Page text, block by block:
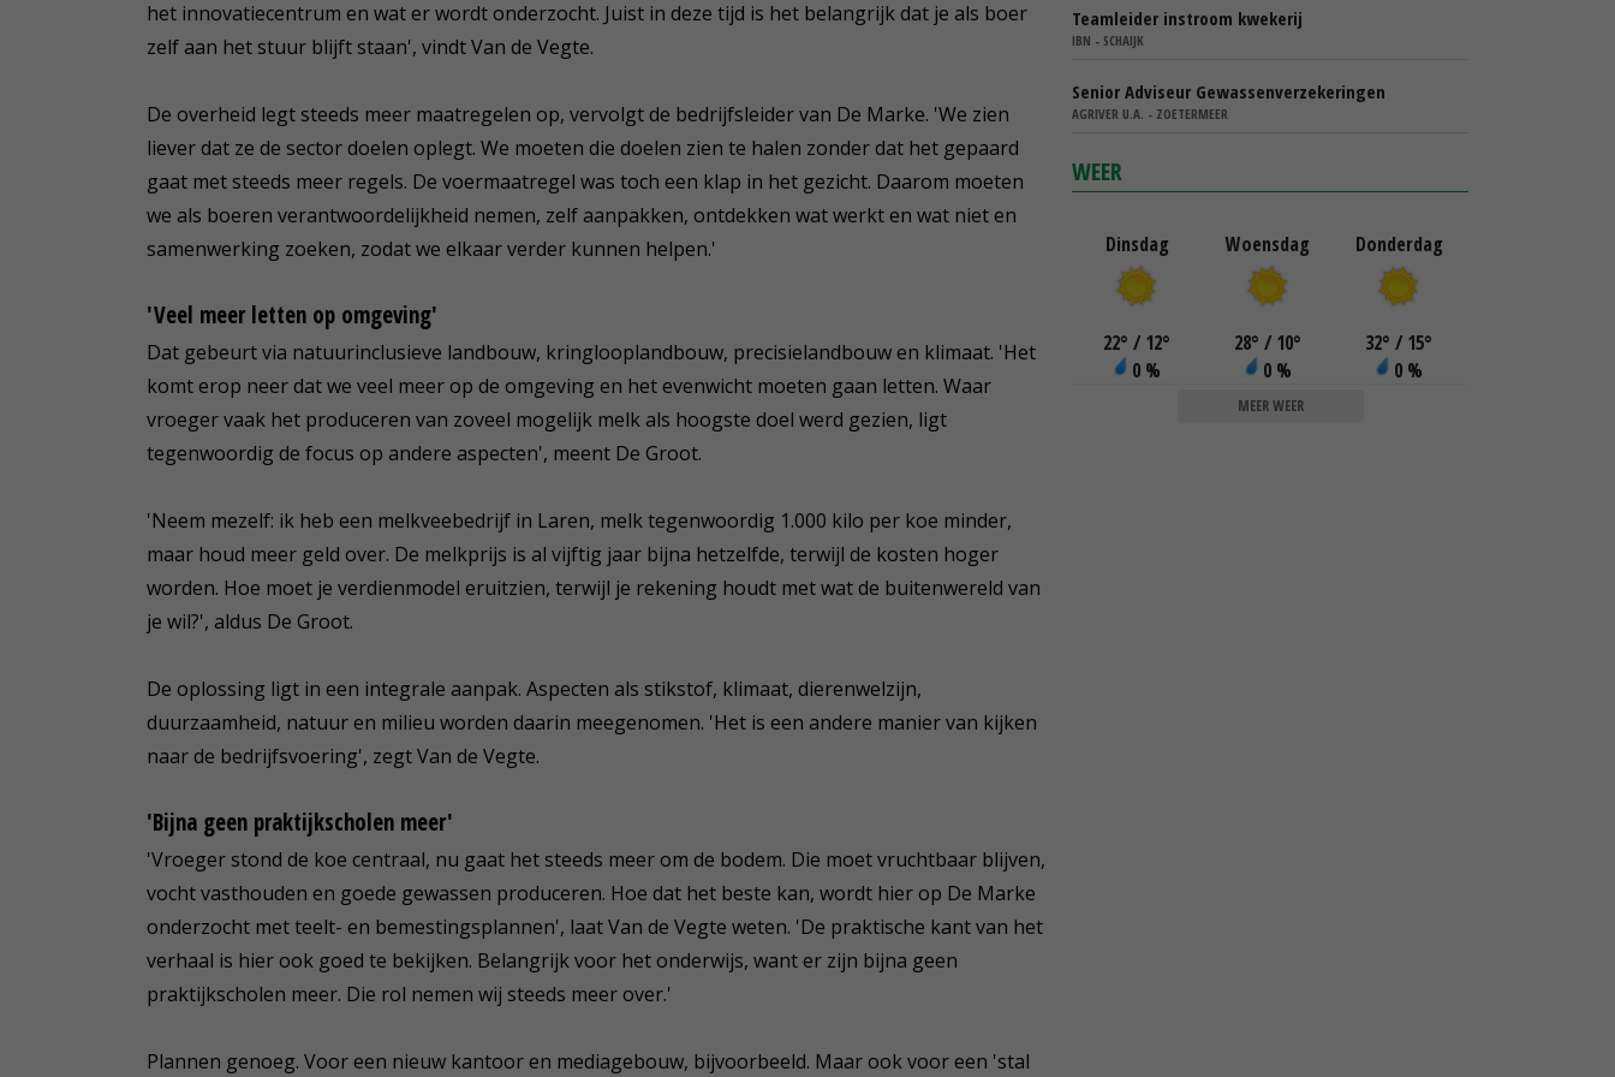
het innovatiecentrum en wat er wordt onderzocht. Juist in deze tijd is het belangrijk dat je als boer
zelf aan het stuur blijft staan', vindt Van de Vegte.
De overheid legt steeds meer maatregelen op, vervolgt de bedrijfsleider van De Marke. 'We zien
liever dat ze de sector doelen oplegt. We moeten die doelen zien te halen zonder dat het gepaard
gaat met steeds meer regels. De voermaatregel was toch een klap in het gezicht. Daarom moeten
we als boeren verantwoordelijkheid nemen, zelf aanpakken, ontdekken wat werkt en wat niet en
samenwerking zoeken, zodat we elkaar verder kunnen helpen.'
'Veel meer letten op omgeving'
Dat gebeurt via natuurinclusieve landbouw, kringlooplandbouw, precisielandbouw en klimaat. 'Het
komt erop neer dat we veel meer op de omgeving en het evenwicht moeten gaan letten. Waar
vroeger vaak het produceren van zoveel mogelijk melk als hoogste doel werd gezien, ligt
tegenwoordig de focus op andere aspecten', meent De Groot.
'Neem mezelf: ik heb een melkveebedrijf in Laren, melk tegenwoordig 1.000 kilo per koe minder,
maar houd meer geld over. De melkprijs is al vijftig jaar bijna hetzelfde, terwijl de kosten hoger
worden. Hoe moet je verdienmodel eruitzien, terwijl je rekening houdt met wat de buitenwereld van
je wil?', aldus De Groot.
De oplossing ligt in een integrale aanpak. Aspecten als stikstof, klimaat, dierenwelzijn,
duurzaamheid, natuur en milieu worden daarin meegenomen. 'Het is een andere manier van kijken
naar de bedrijfsvoering', zegt Van de Vegte.
'Bijna geen praktijkscholen meer'
'Vroeger stond de koe centraal, nu gaat het steeds meer om de bodem. Die moet vruchtbaar blijven,
vocht vasthouden en goede gewassen produceren. Hoe dat het beste kan, wordt hier op De Marke
onderzocht met teelt- en bemestingsplannen', laat Van de Vegte weten. 'De praktische kant van het
verhaal is hier ook goed te bekijken. Belangrijk voor het onderwijs, want er zijn bijna geen
praktijkscholen meer. Die rol nemen wij steeds meer over.'
Plannen genoeg. Voor een nieuw kantoor en mediagebouw, bijvoorbeeld. Maar ook voor een 'stal
Teamleider instroom kwekerij
IBN - SCHAIJK
Senior Adviseur Gewassenverzekeringen
AGRIVER U.A. - ZOETERMEER
WEER
Dinsdag
22° / 12°
0 %
Woensdag
28° / 10°
0 %
Donderdag
32° / 15°
0 %
MEER WEER